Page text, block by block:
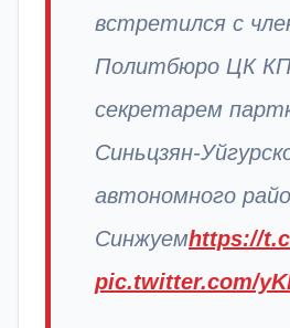
встретился с
Политбюро ЦК
секретарем
Синьцзян-
автономного
Синжуемhttps://
pic.twitter.com/